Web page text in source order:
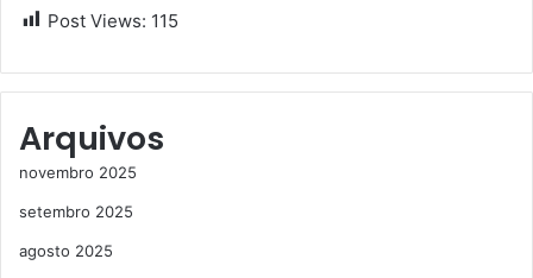
Post Views: 115
Arquivos
novembro 2025
setembro 2025
agosto 2025